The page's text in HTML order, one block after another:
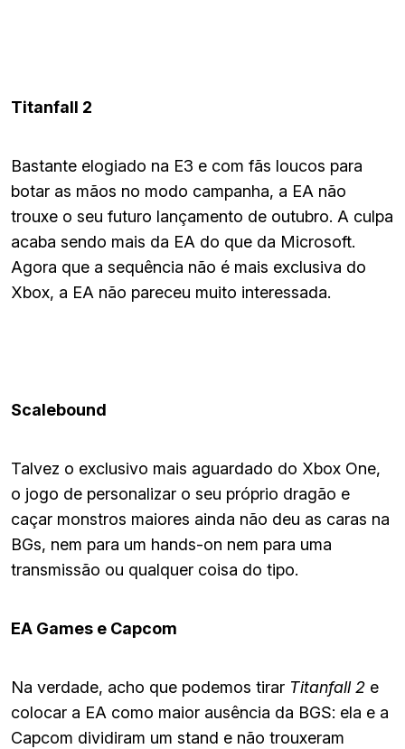
Titanfall 2
Bastante elogiado na E3 e com fãs loucos para
botar as mãos no modo campanha, a EA não
trouxe o seu futuro lançamento de outubro. A culpa
acaba sendo mais da EA do que da Microsoft.
Agora que a sequência não é mais exclusiva do
Xbox, a EA não pareceu muito interessada.
Scalebound
Talvez o exclusivo mais aguardado do Xbox One,
o jogo de personalizar o seu próprio dragão e
caçar monstros maiores ainda não deu as caras na
BGs, nem para um hands-on nem para uma
transmissão ou qualquer coisa do tipo.
EA Games e Capcom
Na verdade, acho que podemos tirar Titanfall 2 e
colocar a EA como maior ausência da BGS: ela e a
Capcom dividiram um stand e não trouxeram